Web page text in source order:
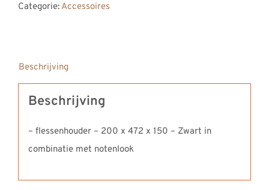
PRATO
Categorie: Accessoires
Beschrijving
Beschrijving
– flessenhouder – 200 x 472 x 150 – Zwart in
combinatie met notenlook